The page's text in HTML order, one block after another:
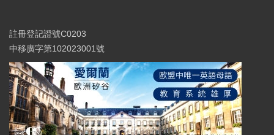
註冊登記證號C0203
中移廣字第102023001號